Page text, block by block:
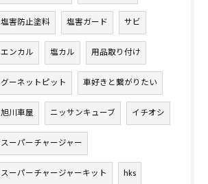
塩害防止塗料 塩害ガード サビ
エンカル 塩カル 用品取り付け
グーネットピット 車好きと繋がりたい
旭川車屋 ニッサンキューブ イチオシ
スーパーチャージャー
スーパーチャージャーキット hks